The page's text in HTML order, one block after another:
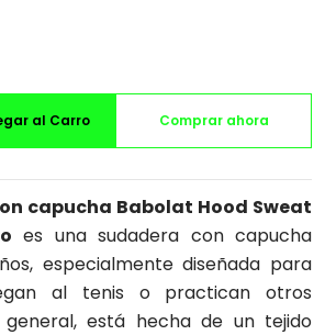
al Carro Comprar ahora
capucha Babolat Hood Sweat
es una sudadera con capucha
especialmente diseñada para
al tenis o practican otros
está hecha de un tejido